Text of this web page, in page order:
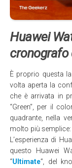
Huawei
cronografo
È proprio questa
volta aperta la
che è arrivata in
“Green”, per il
quadrante, nella
molto più
L’esperienza di
questo Huawei
“Ultimate“, del